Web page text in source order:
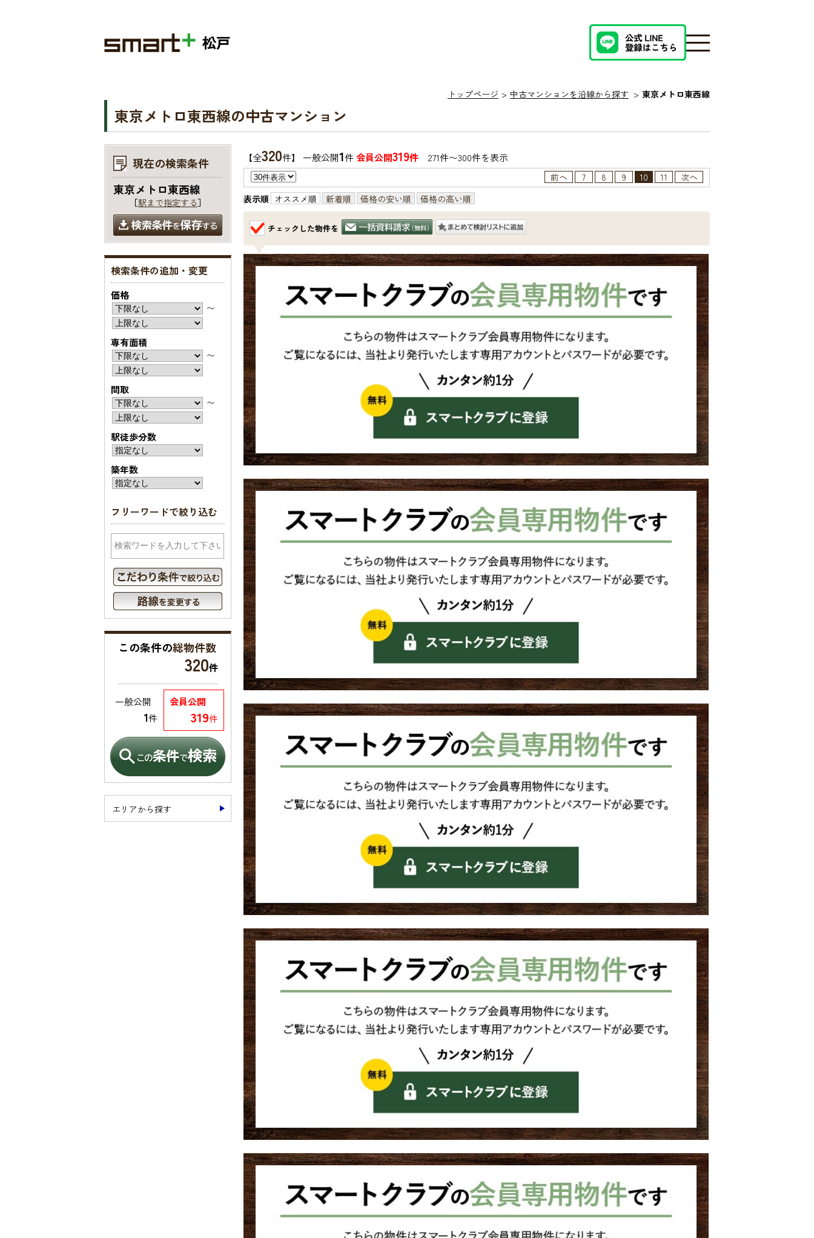
松戸
トップページ 中古マンションを沿線から探す 東京メトロ東西線
東京メトロ東西線の中古マンション
【全320件】 一般公開1件会員公開319件 271件〜300件を表示
前へ 7 8 9 10 11
次へ
表示順 オススメ順 新着順 価格の安い順 価格の高い順
チェックした物件を
現在の検索条件
東京メトロ東西線
［駅まで指定する］
検索条件の追加・変更
価格
〜
専有面積
〜
間取
〜
駅徒歩分数
築年数
フリーワードで絞り込む
この条件の総物件数
320件
会員公開
319件
一般公開
1件
エリアから探す